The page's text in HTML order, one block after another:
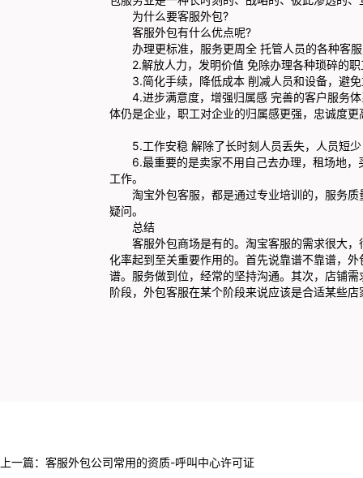
为什么要客服外包?
客服外包有什么优点呢?
办理更标准，服务更周全 托管人员的各种客服
2.解放人力，发明价值 免除办理各种琐碎的职
3.简化手续，降低成本 削减人员和设备，避免
4.进步满意度，增强归属感 完善的客户服务体
体仍是企业，职工对企业的归属感更强，忠诚度更
5.工作安稳 解除了长时刻人员丢失，人员短少
6.最重要的是卖家不用自己去办理，租场地，
工作。
淘宝外包客服，都是通过专业培训的，服务质
疑问。
总结
客服外包商场是有的。淘宝客服的需求很大，
化率起到至关重要作用的。首先说靠谱不靠谱，
谱。服务做到位，经常的坚持沟通。其次，店铺
阶段，外包客服在某个阶段来说应该是合适某些店
上一篇： 客服外包公司常用的资质-呼叫中心许可证